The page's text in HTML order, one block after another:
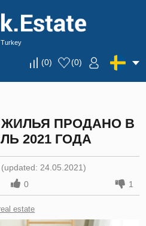
Turkey
(0) (0)
ЖИЛЬЯ ПРОДАНО В
2021 ГОДА
24.05.2021)
0 1
estate